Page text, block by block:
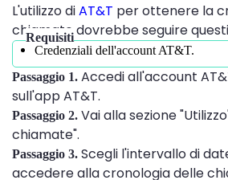
L'utilizzo diAT&T per ottenere la
chiamate dovrebbe seguire
Requisiti
Credenziali dell'account AT&T.
Passaggio 1. Accedi all'account
sull'app AT&T.
Passaggio 2. Vai alla sezione
chiamate".
Passaggio 3. Scegli l'intervallo di
accedere alla cronologia delle